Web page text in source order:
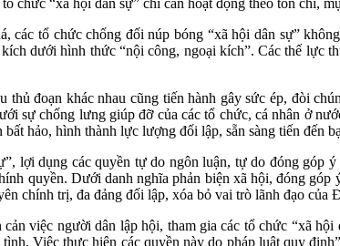
chức “xã hội dân sự” chỉ cần hoạt động theo tôn chỉ,
các tổ chức chống đối núp bóng “xã hội dân sự”
dưới hình thức “nội công, ngoại kích”. Các thế lực
thủ đoạn khác nhau cũng tiến hành gây sức ép, đòi
sự chống lưng giúp đỡ của các tổ chức, cá nhân ở
hảo, hình thành lực lượng đối lập, sẵn sàng tiến đến
lợi dụng các quyền tự do ngôn luận, tự do đóng góp
quyền. Dưới danh nghĩa phản biện xã hội, đóng
chính trị, đa đảng đối lập, xóa bỏ vai trò lãnh đạo của
việc người dân lập hội, tham gia các tổ chức “xã
Việc thực hiện các quyền này do pháp luật quy